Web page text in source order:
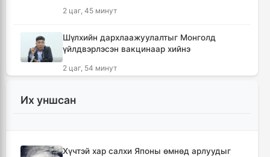
2 цаг, 45 минут
Шүлхийн дархлаажуулалтыг Монголд
үйлдвэрлэсэн вакцинаар хийнэ
2 цаг, 54 минут
мэдээллийг олон нийтэд нээлттэй хүргэж
Их уншсан
Хүчтэй хар салхи Японы өмнөд арлуудыг